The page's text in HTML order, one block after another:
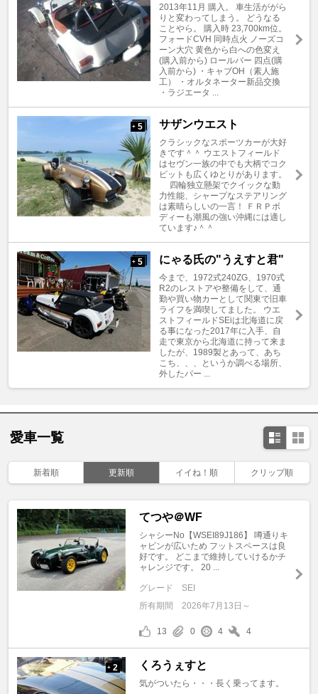
2013年11月 購入。 車生活ががら
りと変わってしまう。 どうなる
ことやら。 購入時 23,700km位。
フォードCVH 同時点火 ノーズコ
ーン大穴 黄色から白への色変え
(購入前から) ロールバー 四点(購
入前から) ・キャブOH（素人施
工） ・オルタネーター新品交換
・ラジエータ ...
+ 5 サザンウエスト
クラシックなスポーツカーが大好
きです＾＾ ウエストフィールド
はセヴン一族の中でも大柄でコク
ピットも広くゆとりがあります。
四輪独立懸架でクイックな動
力性能、シャープなステアリング
は素晴らしいの一言！ ＦＲＰボ
ディーも潮風の強い沖縄には適し
ています♪＾＾
+ 5 にゃる氏の"うえすと君"
今まで、1972式240ZG、1970式
R2のレストアや整備をして、通
勤や買い物カーとして関東で旧車
ライフを満喫してました。 ウエ
ストフィールドSEiは北海道に戻
る事になった2017年に入手、自
走で東京から北海道に持って来ま
したが、1989製とあって、あち
こち、、、というか調べる場所、
外したパー ...
愛車一覧
新着順 更新順 イイね！順 クリップ順
てつや＠WF
シャシーNo【WSEI89J186】 噂通りキ
ャビンが広いため フットスペースは良
好です。 どこまで維持していけるかチ
ャレンジです。 20 ...
グレード
SEI
所有期間
2026年7月13日～
13 0 4 4
+ 2 くろうぇすと
気がついたら・・・長く乗ってます。